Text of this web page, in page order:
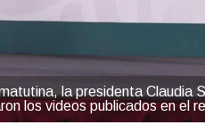
la presidenta Claudia
los videos publicados en el